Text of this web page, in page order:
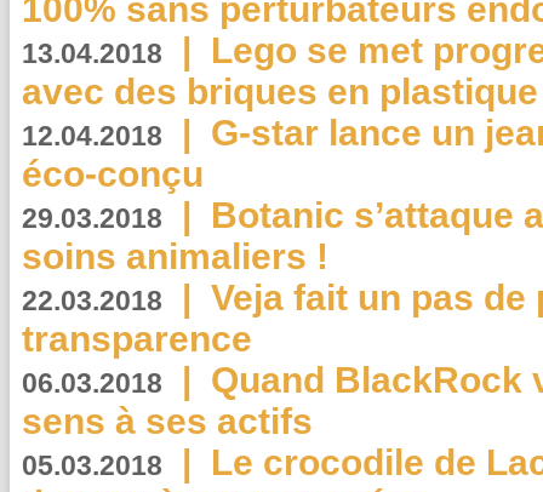
100% sans perturbateurs
13.04.2018 | Lego se met
avec des briques en
12.04.2018 | G-star lance un
éco-conçu
29.03.2018 | Botanic s’attaque
soins animaliers !
22.03.2018 | Veja fait un pas de
transparence
06.03.2018 | Quand BlackRock
sens à ses actifs
05.03.2018 | Le crocodile de